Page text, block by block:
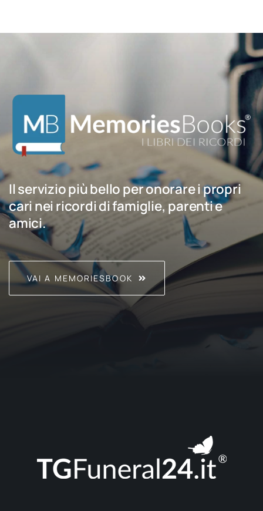
Il servizio più bello per onorare i propri
cari nei ricordi di famiglie, parenti e
amici.
VAI A MEMORIESBOOK